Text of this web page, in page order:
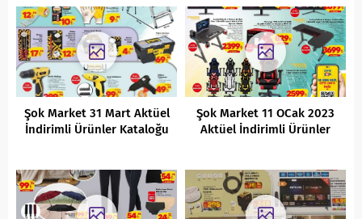
Şok Market 31 Mart Aktüel
İndirimli Ürünler Kataloğu
Şok Market 11 OCak 2023
Aktüel İndirimli Ürünler